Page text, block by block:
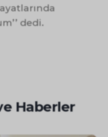
dedi.
Haberler